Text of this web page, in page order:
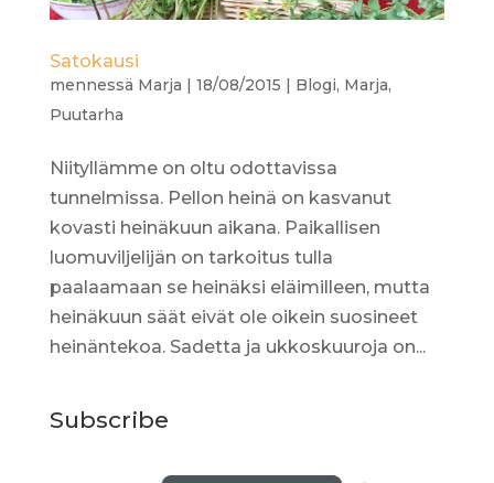
Satokausi
mennessä Marja | 18/08/2015 | Blogi, Marja,
Puutarha
Niityllämme on oltu odottavissa
tunnelmissa. Pellon heinä on kasvanut
kovasti heinäkuun aikana. Paikallisen
luomuviljelijän on tarkoitus tulla
paalaamaan se heinäksi eläimilleen, mutta
heinäkuun säät eivät ole oikein suosineet
heinäntekoa. Sadetta ja ukkoskuuroja on...
Subscribe